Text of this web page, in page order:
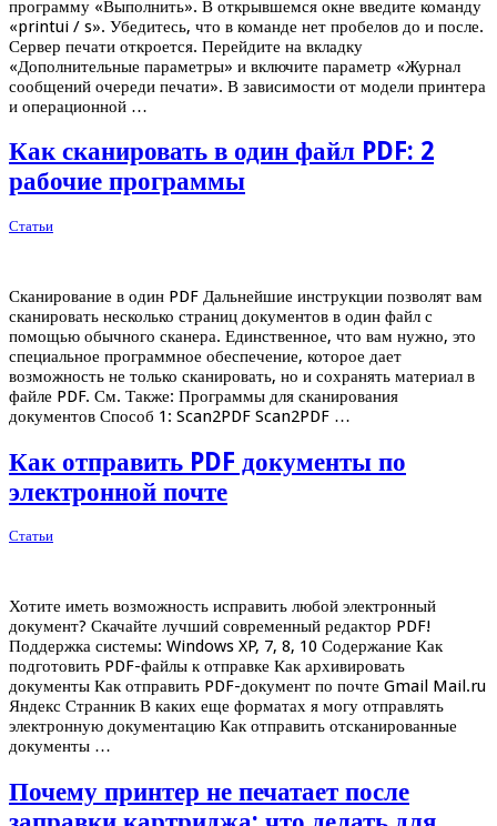
программу «Выполнить». В открывшемся окне введите команду
«printui / s». Убедитесь, что в команде нет пробелов до и после.
Сервер печати откроется. Перейдите на вкладку
«Дополнительные параметры» и включите параметр «Журнал
сообщений очереди печати». В зависимости от модели принтера
и операционной …
Как сканировать в один файл PDF: 2
рабочие программы
Статьи
Сканирование в один PDF Дальнейшие инструкции позволят вам
сканировать несколько страниц документов в один файл с
помощью обычного сканера. Единственное, что вам нужно, это
специальное программное обеспечение, которое дает
возможность не только сканировать, но и сохранять материал в
файле PDF. См. Также: Программы для сканирования
документов Способ 1: Scan2PDF Scan2PDF …
Как отправить PDF документы по
электронной почте
Статьи
Хотите иметь возможность исправить любой электронный
документ? Скачайте лучший современный редактор PDF!
Поддержка системы: Windows XP, 7, 8, 10 Содержание Как
подготовить PDF-файлы к отправке Как архивировать
документы Как отправить PDF-документ по почте Gmail Mail.ru
Яндекс Странник В каких еще форматах я могу отправлять
электронную документацию Как отправить отсканированные
документы …
Почему принтер не печатает после